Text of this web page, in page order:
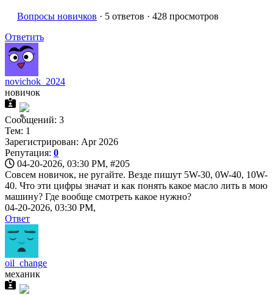
Вопросы новичков · 5 ответов · 428 просмотров
Ответить
novichok_2024
новичок
Сообщений: 3
Тем: 1
Зарегистрирован: Apr 2026
Репутация: 0
04-20-2026, 03:30 PM, #205
Совсем новичок, не ругайте. Везде пишут 5W-30, 0W-40, 10W-
40. Что эти цифры значат и как понять какое масло лить в мою
машину? Где вообще смотреть какое нужно?
04-20-2026, 03:30 PM,
Ответ
oil_change
механик